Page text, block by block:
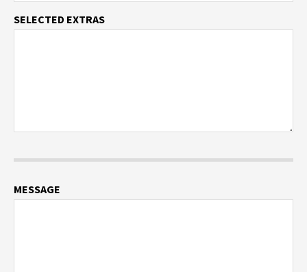
SELECTED EXTRAS
MESSAGE